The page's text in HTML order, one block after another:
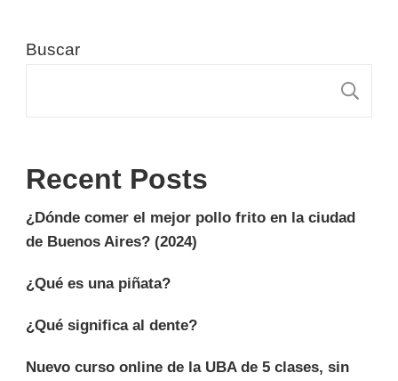
Buscar
Recent Posts
¿Dónde comer el mejor pollo frito en la ciudad
de Buenos Aires? (2024)
¿Qué es una piñata?
¿Qué significa al dente?
Nuevo curso online de la UBA de 5 clases, sin